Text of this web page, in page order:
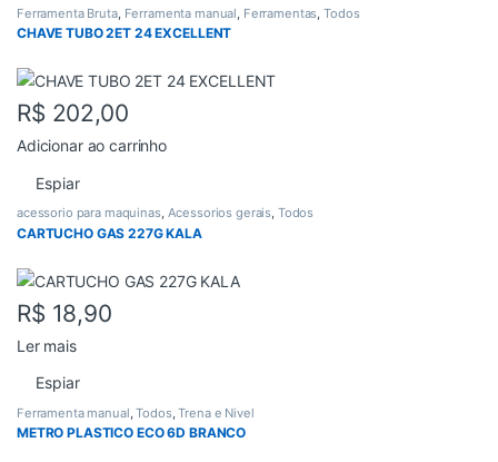
Ferramenta Bruta, Ferramenta manual Ferramentas ,Todos
CHAVE TUBO 2ET 24 EXCELLENT
R$ 202,00
Adicionar ao carrinho
Espiar
acessorio para maquinas, Acessorios gerais, Todos
CARTUCHO GAS 227G KALA
R$ 18,90
Ler mais
Espiar
Ferramenta manual ,Todos,Trena e Nivel
METRO PLASTICO ECO 6D BRANCO